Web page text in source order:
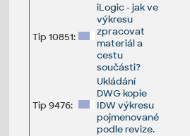
Tip 10851:
iLogic - jak ve
výkresu
zpracovat
materiál a
cestu
součásti?
Tip 9476:
Ukládání
DWG kopie
IDW výkresu
pojmenované
podle revize.